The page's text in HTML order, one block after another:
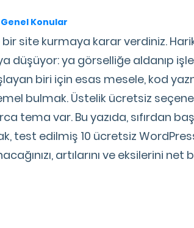
Genel Konular
bir site kurmaya karar verdiniz.
düşüyor: ya görselliğe aldanıp
biri için esas mesele, kod
bulmak. Üstelik ücretsiz
tema var. Bu yazıda, sıfırdan
test edilmiş 10 ücretsiz
artılarını ve eksilerini